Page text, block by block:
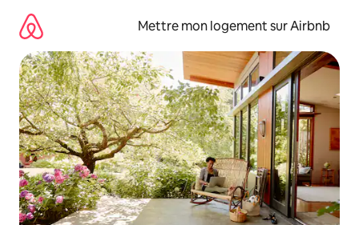
directement
contenu
Mettre mon logement sur Airbnb